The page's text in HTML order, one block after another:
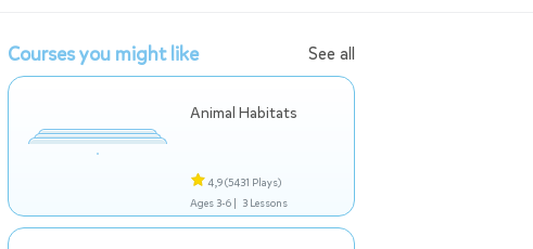
Courses you might like See all
Animal Habitats
4,9(5431 Plays)
Ages 3-6 | 3 Lessons